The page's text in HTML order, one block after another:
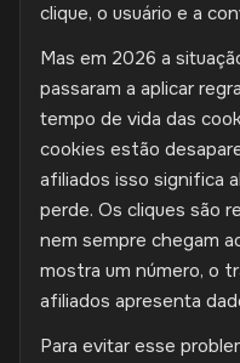
clique, o usuário e a
Mas em 2026 a
passaram a aplicar
tempo de vida das
cookies estão
afiliados isso significa
perde. Os cliques são
nem sempre chegam
mostra um número, o
afiliados apresenta
Para evitar esse